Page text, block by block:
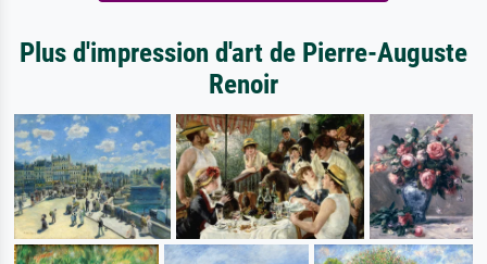
Plus d'impression d'art de Pierre-Auguste
Renoir